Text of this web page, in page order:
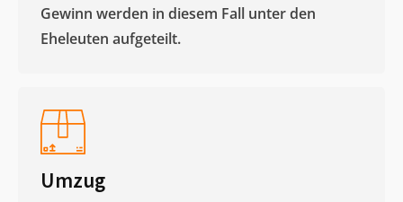
Gewinn werden in diesem Fall unter den
Eheleuten aufgeteilt.​
Umzug